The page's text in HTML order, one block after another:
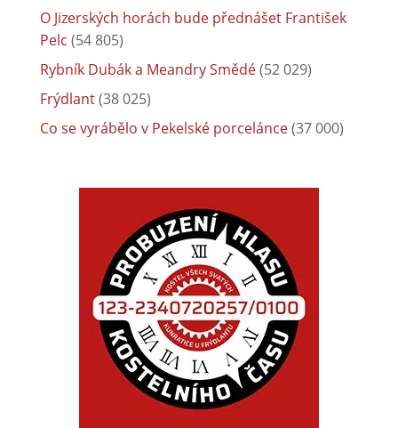
O Jizerských horách bude přednášet František
Pelc (54 805)
Rybník Dubák a Meandry Smědé(52 029)
Frýdlant(38 025)
Co se vyrábělo v Pekelské porcelánce(37 000)